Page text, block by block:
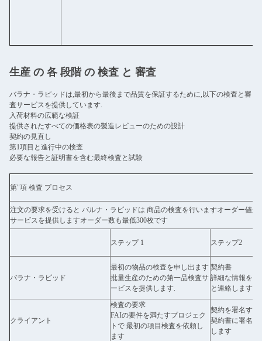
生産 の 各 段階 の 検査 と 審査
バラナ・ラピッドは,最初から最後まで品質を保証するために,以下の検査と審
査サービスを提供しています.
入荷材料の広範な検証
提供されたすべての価格表の製造レビューのための設計
契約の見直し
第1項目と進行中の検査
必要な報告と証明書を含む最終検査と試験
第"項 検査 プロセス
注文の要求を受けると バルナ・ラピッドは 商品の検査を行いますオーダー値
サービスを提供しますオーダー数も最低300枚です
ステップ 1 ステップ2
バラナ・ラピッド
最初の物品の検査を申し出ます
批量生産のための第一品検査サ
ービスを提供します.
契約書
詳細な情報を得
と連絡します
クライアント
検査の要求
FAIの要件を満たすプロジェク
トで 最初の項目検査を依頼し
ます
契約を署名する
契約書に署名し
します